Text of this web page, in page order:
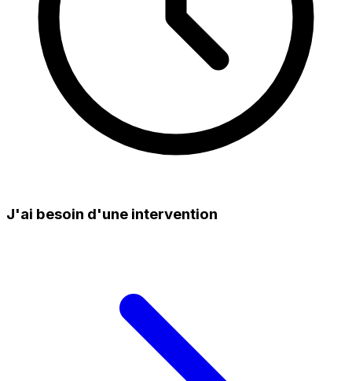
J'ai besoin d'une intervention